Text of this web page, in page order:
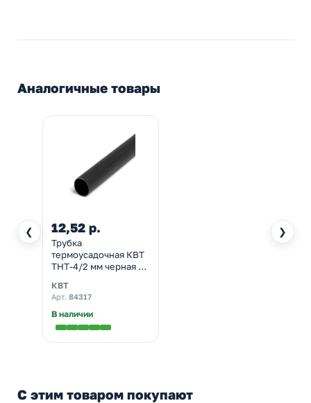
Аналогичные товары
❮ ❯
12,52 р.
Трубка
термоусадочная КВТ
ТНТ-4/2 мм черная с
усадки 2:1 в метровой
нарезке
КВТ
Арт. 84317
В наличии
С этим товаром покупают